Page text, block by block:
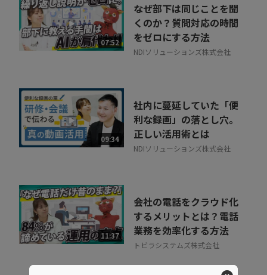
07:52
なぜ部下は同じことを聞
くのか？質問対応の時間
をゼロにする方法
NDIソリューションズ株式会社
09:34
社内に蔓延していた「便
利な録画」の落とし穴。
正しい活用術とは
NDIソリューションズ株式会社
11:37
会社の電話をクラウド化
するメリットとは？電話
業務を効率化する方法
トビラシステムズ株式会社